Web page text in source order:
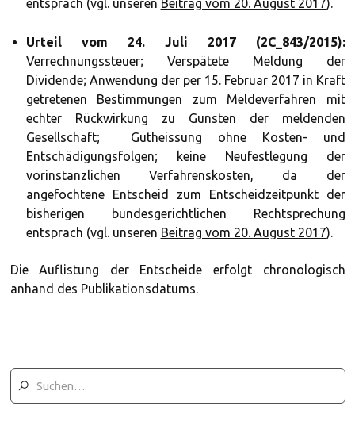
entsprach (vgl. unseren Beitrag vom 20. August 2017).
Urteil vom 24. Juli 2017 (2C_843/2015):
Verrechnungssteuer; Verspätete Meldung der
Dividende; Anwendung der per 15. Februar 2017 in Kraft
getretenen Bestimmungen zum Meldeverfahren mit
echter Rückwirkung zu Gunsten der meldenden
Gesellschaft; Gutheissung ohne Kosten- und
Entschädigungsfolgen; keine Neufestlegung der
vorinstanzlichen Verfahrenskosten, da der
angefochtene Entscheid zum Entscheidzeitpunkt der
bisherigen bundesgerichtlichen Rechtsprechung
entsprach (vgl. unseren Beitrag vom 20. August 2017).
Die Auflistung der Entscheide erfolgt chronologisch
anhand des Publikationsdatums.